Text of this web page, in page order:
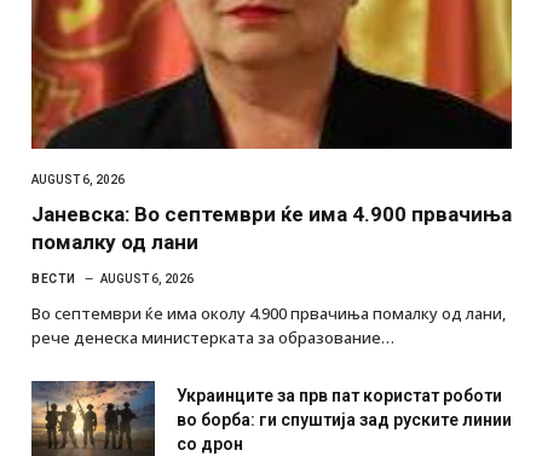
AUGUST 6, 2026
Јаневска: Во септември ќе има 4.900 првачиња
помалку од лани
ВЕСТИ AUGUST 6, 2026
Во септември ќе има околу 4.900 првачиња помалку од лани,
рече денеска министерката за образование…
Украинците за прв пат користат роботи
во борба: ги спуштија зад руските линии
со дрон